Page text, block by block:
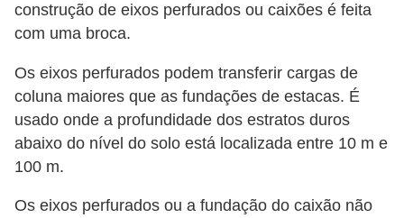
construção de eixos perfurados ou caixões é feita
com uma broca.
Os eixos perfurados podem transferir cargas de
coluna maiores que as fundações de estacas. É
usado onde a profundidade dos estratos duros
abaixo do nível do solo está localizada entre 10 m e
100 m.
Os eixos perfurados ou a fundação do caixão não